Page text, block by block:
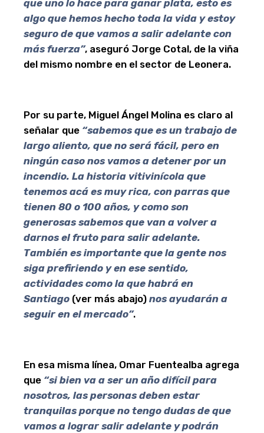
que uno lo hace para ganar plata, esto es
algo que hemos hecho toda la vida y estoy
seguro de que vamos a salir adelante con
más fuerza”, aseguró Jorge Cotal, de la viña
del mismo nombre en el sector de Leonera.
Por su parte, Miguel Ángel Molina es claro al
señalar que “sabemos que es un trabajo de
largo aliento, que no será fácil, pero en
ningún caso nos vamos a detener por un
incendio. La historia vitivinícola que
tenemos acá es muy rica, con parras que
tienen 80 o 100 años, y como son
generosas sabemos que van a volver a
darnos el fruto para salir adelante.
También es importante que la gente nos
siga prefiriendo y en ese sentido,
actividades como la que habrá en
Santiago (ver más abajo) nos ayudarán a
seguir en el mercado”.
En esa misma línea, Omar Fuentealba agrega
que “si bien va a ser un año difícil para
nosotros, las personas deben estar
tranquilas porque no tengo dudas de que
vamos a lograr salir adelante y podrán